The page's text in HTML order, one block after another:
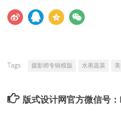
Tags: 摄影师专辑模版 水果蔬菜
版式设计网官方微信号：